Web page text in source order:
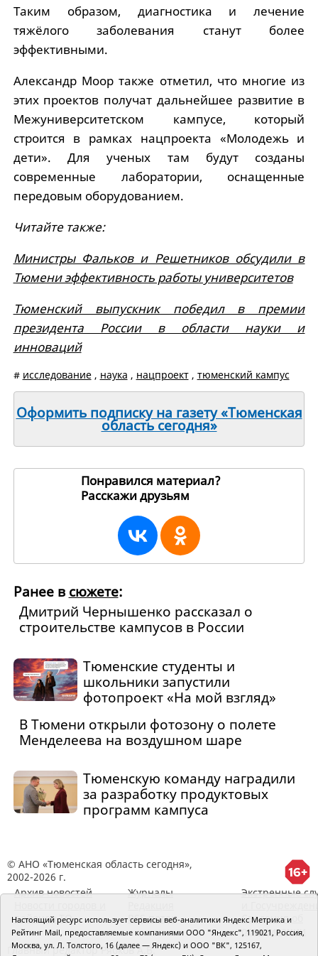
Таким образом, диагностика и лечение
тяжёлого заболевания станут более
эффективными.
Александр Моор также отметил, что многие из
этих проектов получат дальнейшее развитие в
Межуниверситетском кампусе, который
строится в рамках нацпроекта «Молодежь и
дети». Для ученых там будут созданы
современные лаборатории, оснащенные
передовым оборудованием.
Читайте также:
Министры Фальков и Решетников обсудили в
Тюмени эффективность работы университетов
Тюменский выпускник победил в премии
президента России в области науки и
инноваций
# исследование, наука , нацпроект, тюменский кампус
Оформить подписку на газету «Тюменская
область сегодня»
Понравился материал?
Расскажи друзьям
Ранее в сюжете:
Дмитрий Чернышенко рассказал о
строительстве кампусов в России
Тюменские студенты и
школьники запустили
фотопроект «На мой взгляд»
В Тюмени открыли фотозону о полете
Менделеева на воздушном шаре
Тюменскую команду наградили
за разработку продуктовых
программ кампуса
© АНО «Тюменская область сегодня»,
2002-2026 г.
Архив новостей
районов ТО
Журналы
RSS поток
Экстренные
Сведения об
организации
Главный редактор Рябков А.В.
Настоящий ресурс использует сервисы веб-аналитики Яндекс Метрика и
Рейтинг Mail, предоставляемые компаниями ООО "Яндекс", 119021, Россия,
Москва, ул. Л. Толстого, 16 (далее — Яндекс) и ООО "ВК", 125167,